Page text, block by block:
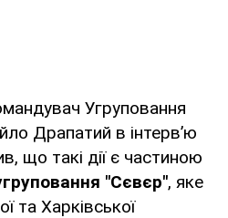
Угруповання
Драпатий в інтервʼю
що такі дії є частиною
"Сєвєр", яке
та Харківської